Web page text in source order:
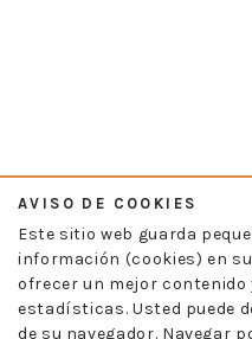
AVISO DE COOKIES
Este sitio web guarda
información (cookies) en
ofrecer un mejor contenido
estadísticas. Usted puede
de su navegador. Navegar